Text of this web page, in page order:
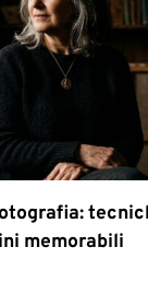
memorabili